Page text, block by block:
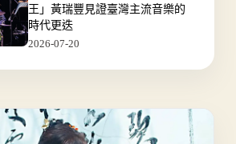
王」黃瑞豐見證臺灣主流音樂的
時代更迭
2026-07-20